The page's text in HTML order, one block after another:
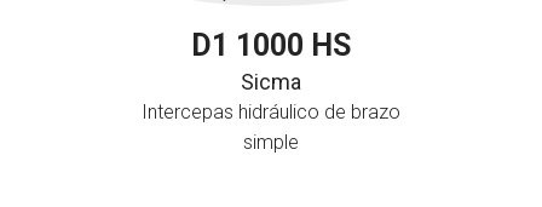
D1 1000 HS
Sicma
Intercepas hidráulico de brazo
simple